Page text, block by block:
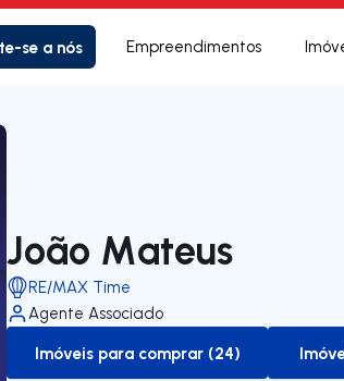
se a nós Empreendimentos
João Mateus
RE/MAX Time
Agente Associado
to-buy-listing
Imóveis para comprar (24)